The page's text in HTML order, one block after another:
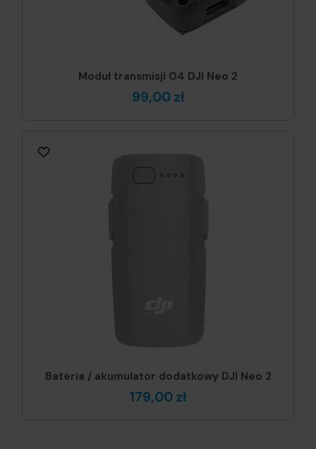
Moduł transmisji O4 DJI Neo 2
99,00 zł
Bateria / akumulator dodatkowy DJI Neo 2
179,00 zł